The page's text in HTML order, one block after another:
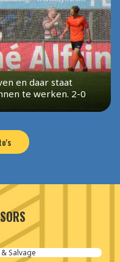
en daar staat
te werken. 2-0
Salvage